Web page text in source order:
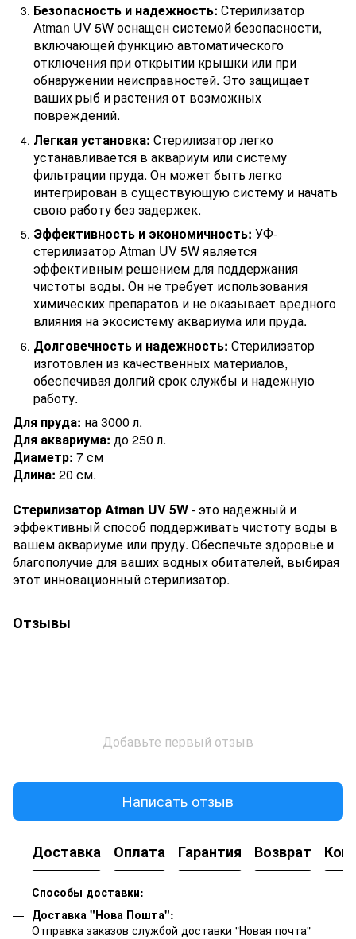
Безопасность и надежность: Стерилизатор
Atman UV 5W оснащен системой безопасности,
включающей функцию автоматического
отключения при открытии крышки или при
обнаружении неисправностей. Это защищает
ваших рыб и растения от возможных
повреждений.
Легкая установка: Стерилизатор легко
устанавливается в аквариум или систему
фильтрации пруда. Он может быть легко
интегрирован в существующую систему и начать
свою работу без задержек.
Эффективность и экономичность: УФ-
стерилизатор Atman UV 5W является
эффективным решением для поддержания
чистоты воды. Он не требует использования
химических препаратов и не оказывает вредного
влияния на экосистему аквариума или пруда.
Долговечность и надежность: Стерилизатор
изготовлен из качественных материалов,
обеспечивая долгий срок службы и надежную
работу.
Для пруда: на 3000 л.
Для аквариума: до 250 л.
Диаметр: 7 см
Длина: 20 см.
Стерилизатор Atman UV 5W- это надежный и
эффективный способ поддерживать чистоту воды в
вашем аквариуме или пруду. Обеспечьте здоровье и
благополучие для ваших водных обитателей, выбирая
этот инновационный стерилизатор.
Отзывы
Добавьте первый отзыв
Написать отзыв
Доставка Оплата Гарантия Возврат
Способы доставки:
Доставка "Нова Пошта":
Отправка заказов службой доставки "Новая почта"